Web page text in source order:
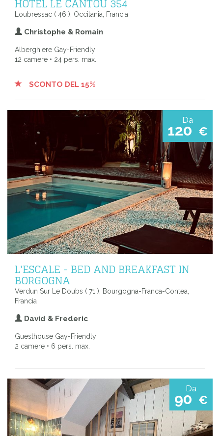
Loubressac ( 46 ), Occitania, Francia
Christophe & Romain
Alberghiere Gay-Friendly
12 camere • 24 pers. max.
SCONTO DEL 15%
Da
120 €
L'ESCALE - BED AND BREAKFAST IN
BORGOGNA
Verdun Sur Le Doubs ( 71 ), Bourgogna-Franca-Contea,
Francia
David & Frederic
Guesthouse Gay-Friendly
2 camere • 6 pers. max.
Da
90 €